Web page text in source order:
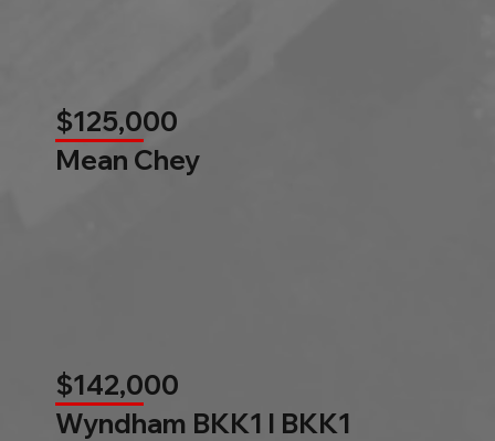
$125,000
Mean Chey
$142,000
Wyndham BKK1 l BKK1